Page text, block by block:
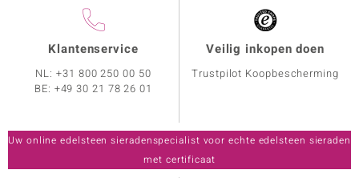
Klantenservice
NL:+31 800 250 00 50
BE: +49 30 21 78 26 01
Veilig inkopen doen
Trustpilot Koopbescherming
Uw online edelsteen sieradenspecialist voor echte edelsteen sieraden
met certificaat